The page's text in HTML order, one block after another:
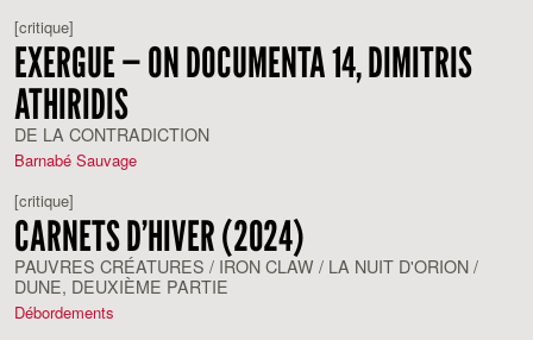
[critique]
EXERGUE — ON DOCUMENTA 14, DIMITRIS
ATHIRIDIS
DE LA CONTRADICTION
Barnabé Sauvage
[critique]
CARNETS D’HIVER (2024)
PAUVRES CRÉATURES / IRON CLAW / LA NUIT D'ORION /
DUNE, DEUXIÈME PARTIE
Débordements